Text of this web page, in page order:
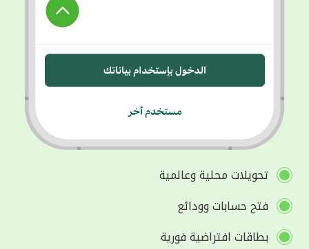
تحويلات محلية وعالمية
فتح حسابات وودائع
بطاقات افتراضية فورية